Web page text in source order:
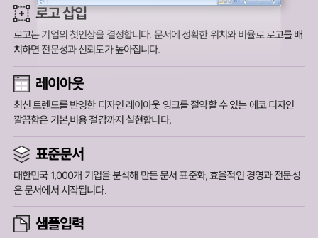
로고 삽입
로고는 기업의 첫인상을 결정합니다. 문서에 정확한 위치와 비율로 로고를 배
치하면 전문성과 신뢰도가 높아집니다.
레이아웃
최신 트렌드를 반영한 디자인 레이아웃 잉크를 절약할 수 있는 에코 디자인
깔끔함은 기본,비용 절감까지 실현합니다.
표준문서
대한민국 1,000개 기업을 분석해 만든 문서 표준화,효율적인 경영과 전문성
은 문서에서 시작됩니다.
샘플입력